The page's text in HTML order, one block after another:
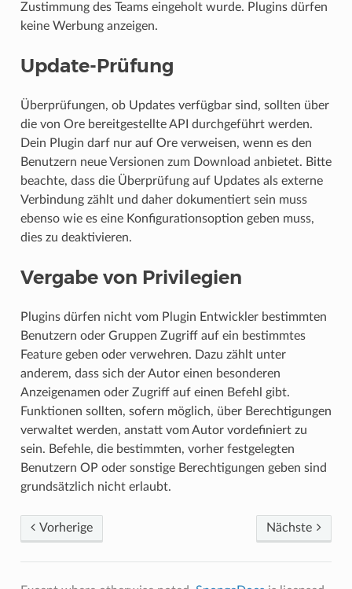
Zustimmung des Teams eingeholt wurde. Plugins dürfen
keine Werbung anzeigen.
Update-Prüfung
Überprüfungen, ob Updates verfügbar sind, sollten über
die von Ore bereitgestellte API durchgeführt werden.
Dein Plugin darf nur auf Ore verweisen, wenn es den
Benutzern neue Versionen zum Download anbietet. Bitte
beachte, dass die Überprüfung auf Updates als externe
Verbindung zählt und daher dokumentiert sein muss
ebenso wie es eine Konfigurationsoption geben muss,
dies zu deaktivieren.
Vergabe von Privilegien
Plugins dürfen nicht vom Plugin Entwickler bestimmten
Benutzern oder Gruppen Zugriff auf ein bestimmtes
Feature geben oder verwehren. Dazu zählt unter
anderem, dass sich der Autor einen besonderen
Anzeigenamen oder Zugriff auf einen Befehl gibt.
Funktionen sollten, sofern möglich, über Berechtigungen
verwaltet werden, anstatt vom Autor vordefiniert zu
sein. Befehle, die bestimmten, vorher festgelegten
Benutzern OP oder sonstige Berechtigungen geben sind
grundsätzlich nicht erlaubt.
Nächste
Vorherige